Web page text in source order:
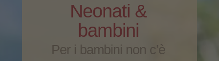
Neonati &
bambini
Per i bambini non c’è